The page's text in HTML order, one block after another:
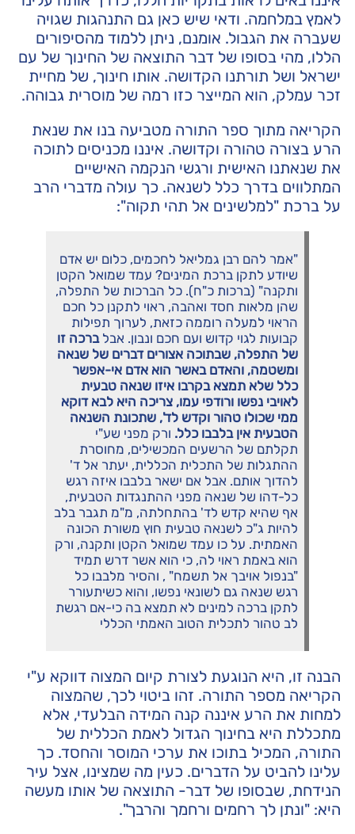
לאמץ במלחמה. ודאי שיש כאן גם התנהגות שגויה
שעברה את הגבול. אומנם, ניתן ללמוד מהסיפורים
הללו, מהי בסופו של דבר התוצאה של החינוך של עם
ישראל ושל תורתנו הקדושה. אותו חינוך, של מחיית
זכר עמלק, הוא המייצר כזו רמה של מוסרית גבוהה.
הקריאה מתוך ספר התורה מטביעה בנו את שנאת
הרע בצורה טהורה וקדושה. איננו מכניסים לתוכה
את שנאתנו האישית ורגשי הנקמה האישיים
המתלווים בדרך כלל לשנאה. כך עולה מדברי הרב
על ברכת "למלשינים אל תהי תקוה":
"אמר להם רבן גמליאל לחכמים, כלום יש אדם
שיודע לתקן ברכת המינים? עמד שמואל הקטן
ותקנה" (ברכות כ"ח). כל הברכות של התפלה,
שהן מלאות חסד ואהבה, ראוי לתקנן כל חכם
הראוי למעלה רוממה כזאת, לערוך תפילות
קבועות לגוי קדוש ועם חכם ונבון. אבל ברכה זו
של התפלה, שבתוכה אצורים דברים של שנאה
ומשטמה, והאדם באשר הוא אדם אי-אפשר
כלל שלא תמצא בקרבו איזו שנאה טבעית
לאויבי נפשו ורודפי עמו, צריכה היא לבא דוקא
ממי שכולו טהור וקדש לד', שתכונת השנאה
הטבעית אין בלבבו כלל. ורק מפני שע"י
תקלתם של הרשעים המכשילים, מחוסרת
ההתגלות של התכלית הכללית, יעתר אל ד'
להדוך אותם. אבל אם ישאר בלבבו איזה רגש
כל-דהו של שנאה מפני ההתנגדות הטבעית,
אף שהיא קדש לד' בהתחלתה, מ"מ תגבר בלב
להיות ג"כ לשנאה טבעית חוץ משורת הכונה
האמתית. על כו עמד שמואל הקטן ותקנה, ורק
הוא באמת ראוי לה, כי הוא אשר דרש תמיד
"בנפול אויבך אל תשמח" , והסיר מלבבו כל
רגש שנאה גם לשונאי נפשו, והוא כשיתעורר
לתקן ברכה למינים לא תמצא בה כי-אם רגשת
לב טהור לתכלית הטוב האמתי הכללי
הבנה זו, היא הנוגעת לצורת קיום המצוה דווקא ע"י
הקריאה מספר התורה. זהו ביטוי לכך, שהמצוה
למחות את הרע איננה קנה המידה הבלעדי, אלא
מתכללת היא בחינוך הגדול לאמת הכללית של
התורה, המכיל בתוכו את ערכי המוסר והחסד. כך
עלינו להביט על הדברים. כעין מה שמצינו, אצל עיר
הנידחת, שבסופו של דבר- התוצאה של אותו מעשה
היא: "ונתן לך רחמים ורחמך והרבך".